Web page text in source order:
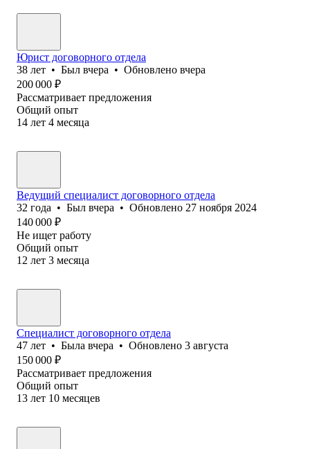
Юрист договорного отдела
38 лет • Был вчера • Обновлено вчера
200 000 ₽
Рассматривает предложения
Общий опыт
14 лет 4 месяца
Ведущий специалист договорного отдела
32 года • Был вчера • Обновлено 27 ноября 2024
140 000 ₽
Не ищет работу
Общий опыт
12 лет 3 месяца
Специалист договорного отдела
47 лет • Была вчера • Обновлено 3 августа
150 000 ₽
Рассматривает предложения
Общий опыт
13 лет 10 месяцев